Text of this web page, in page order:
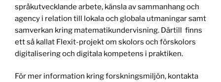
språkutvecklande arbete, känsla av sammanhang och
agency i relation till lokala och globala utmaningar samt
samverkan kring matematikundervisning. Därtill finns
ett så kallat Flexit-projekt om skolors och förskolors
digitalisering och digitala kompetens i praktiken.
För mer information kring forskningsmiljön, kontakta